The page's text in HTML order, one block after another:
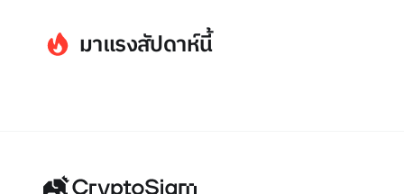
มาแรงสัปดาห์นี้